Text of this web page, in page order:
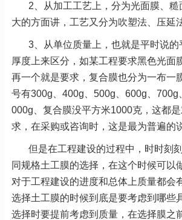
2、从加工工艺上，分为光面膜、糙
大的方面讲，工艺又分为吹塑法、压延
3、从单位质量上，也就是平时说
厚度上来区分，如某工程要求黑色光面
再一个就是要求，复合膜也分为一布一
号有300g、400g、500g、600g、700g
000g、复合膜没平方米1000克，这都
求，在采购或咨询时，这是最为普遍的
但是在工程建设的过程中，时时刻
同规格土工膜的选择，在这个时候可以
对于工程建设的进度和总体上质量都会
选择土工膜的时候到底是要考虑到哪些
选择时要提前考虑到质量，在选择膜之